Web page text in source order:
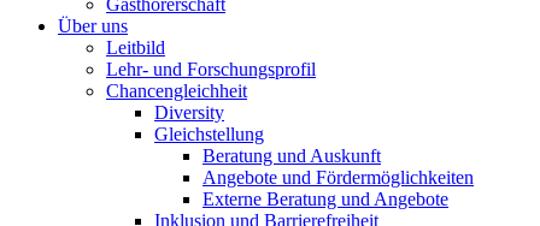
Über uns
Leitbild
Lehr- und Forschungsprofil
Chancengleichheit
Diversity
Gleichstellung
Beratung und Auskunft
Angebote und Fördermöglichkeiten
Externe Beratung und Angebote
Inklusion und Barrierefreiheit